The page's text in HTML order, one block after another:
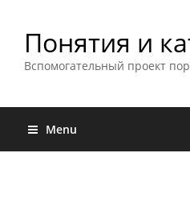
Понятия и
Вспомогательный проект
Menu